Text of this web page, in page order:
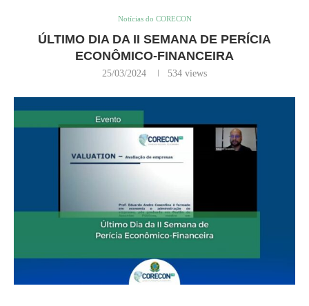
Notícias do CORECON
ÚLTIMO DIA DA II SEMANA DE PERÍCIA
ECONÔMICO-FINANCEIRA
25/03/2024 534 views